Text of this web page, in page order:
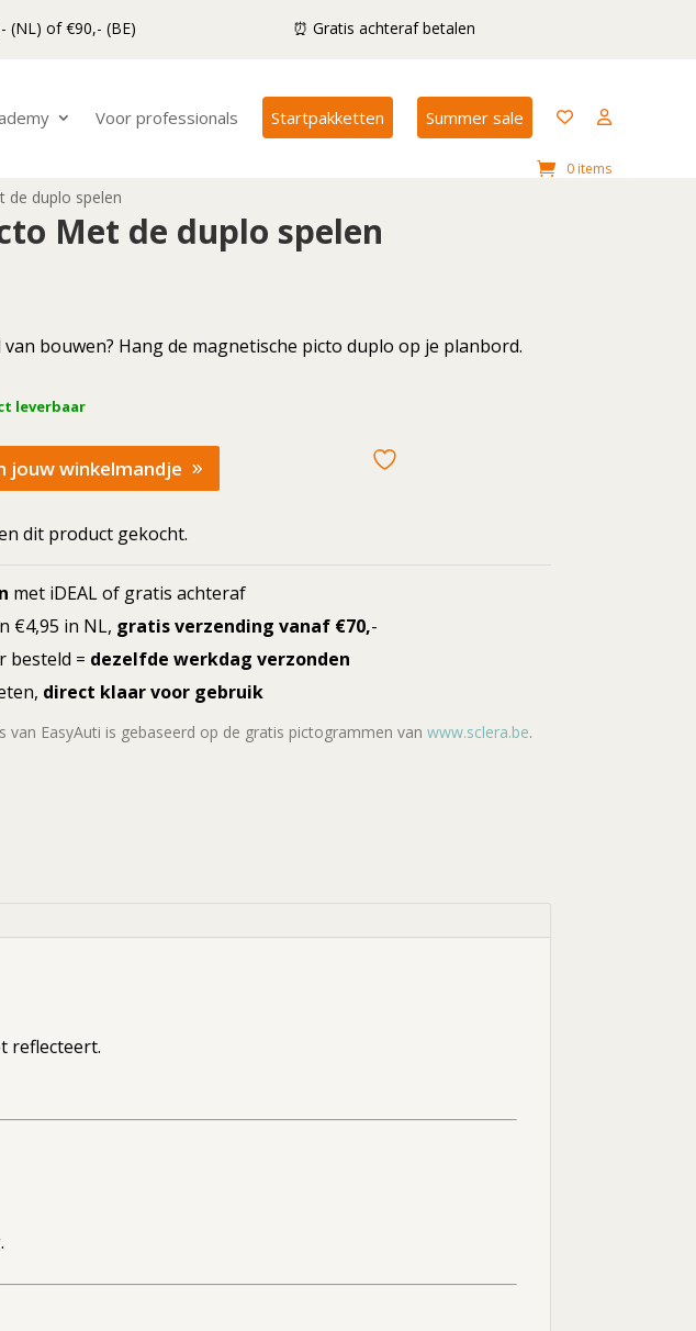
(NL) of €90,- (BE) ⏰ Gratis achteraf betalen
Voor professionals Startpakketten Summer sale
0 items
de duplo spelen
Met de duplo spelen
bouwen? Hang de magnetische picto duplo op je planbord.
leverbaar
jouw winkelmandje
dit product gekocht.
met iDEAL of gratis achteraf
€4,95 in NL, gratis verzending vanaf €70,-
besteld = dezelfde werkdag verzonden
direct klaar voor gebruik
van EasyAuti is gebaseerd op de gratis pictogrammen van www.sclera.be.
reflecteert.